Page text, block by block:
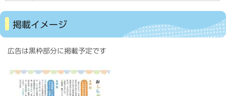
掲載イメージ
広告は黒枠部分に掲載予定です